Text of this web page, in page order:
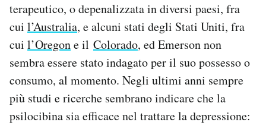
terapeutico, o depenalizzata in diversi paesi, fra
cui l’Australia, e alcuni stati degli Stati Uniti, fra
cui l’Oregone il Colorado, ed Emerson non
sembra essere stato indagato per il suo possesso o
consumo, al momento. Negli ultimi anni sempre
più studi e ricerche sembrano indicare che la
psilocibina sia efficace nel trattare la depressione: